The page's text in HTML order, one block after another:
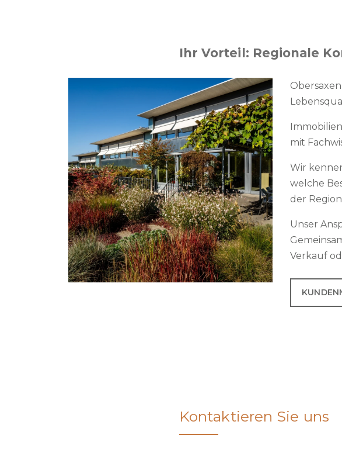
Ihr Vorteil: Regionale
mit
Wir
welche
der
Unser
Verkauf
Kontaktieren Sie uns